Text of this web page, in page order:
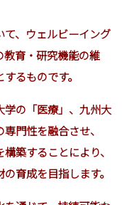
、ウェルビーイング
育・研究機能の維
るものです。
学の「医療」、九州大
門性を融合させ、
築することにより、
育成を目指します。